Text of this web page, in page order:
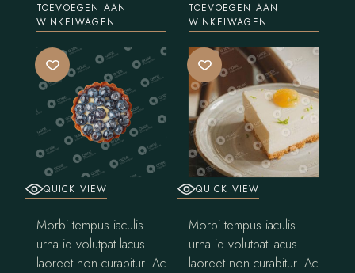
TOEVOEGEN AAN
WINKELWAGEN
QUICK VIEW
Morbi tempus iaculis
urna id volutpat lacus
laoreet non curabitur. Ac
TOEVOEGEN AAN
WINKELWAGEN
QUICK VIEW
Morbi tempus iaculis
urna id volutpat lacus
laoreet non curabitur. Ac